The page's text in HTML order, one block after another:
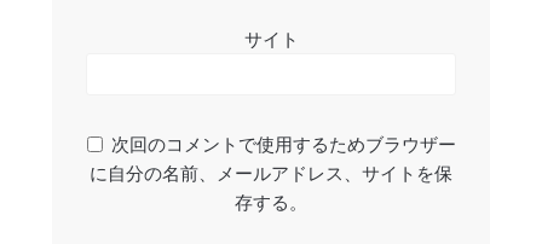
サイト
次回のコメントで使用するためブラウザー
に自分の名前、メールアドレス、サイトを保
存する。